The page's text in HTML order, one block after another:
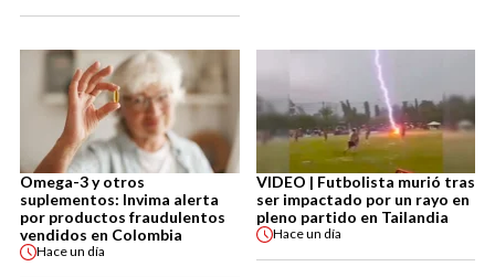
Omega-3 y otros
suplementos: Invima alerta
por productos fraudulentos
vendidos en Colombia
Haceun día
VIDEO | Futbolista murió tras
ser impactado por un rayo en
pleno partido en Tailandia
Haceun día